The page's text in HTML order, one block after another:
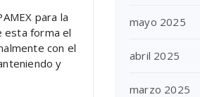
para la
esta forma el
con el
y
mayo 2025
abril 2025
marzo 2025